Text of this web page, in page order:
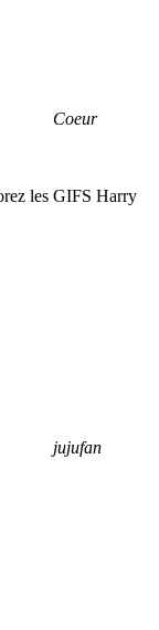
Coeur
les GIFS Harry
jujufan